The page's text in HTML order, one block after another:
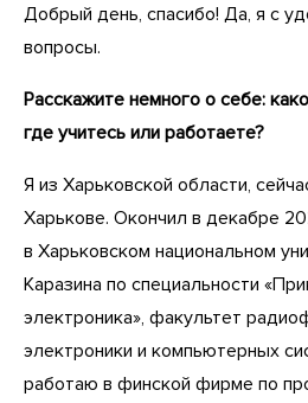
Добрый день, спасибо! Да, я с
вопросы.
Расскажите немного о себе:
где учитесь или работаете?
Я из Харьковской области,
Харькове. Окончил в декабре
в Харьковском национальном
Каразина по специальности
электроника», факультет
электроники и компьютерных
работаю в финской фирме по